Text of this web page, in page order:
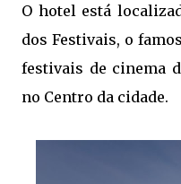
O hotel está
dos Festivais, o
festivais de cinema
no Centro da cidade.